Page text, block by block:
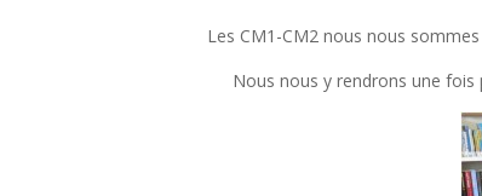
Les CM1-CM2 nous nous
Nous nous y rendrons une